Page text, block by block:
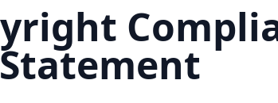
Statement